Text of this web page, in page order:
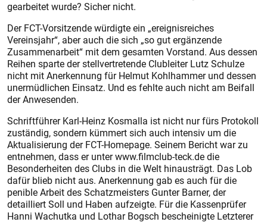
gearbeitet wurde? Sicher nicht.
Der FCT-Vorsitzende würdigte ein „ereignisreiches
Vereinsjahr“, aber auch die sich „so gut ergänzende
Zusammenarbeit“ mit dem gesamten Vorstand. Aus dessen
Reihen sparte der stellvertretende Clubleiter Lutz Schulze
nicht mit Anerkennung für Helmut Kohlhammer und dessen
unermüdlichen Einsatz. Und es fehlte auch nicht am Beifall
der Anwesenden.
Schriftführer Karl-Heinz Kosmalla ist nicht nur fürs Protokoll
zuständig, sondern kümmert sich auch intensiv um die
Aktualisierung der FCT-­Homepage. Seinem Bericht war zu
entnehmen, dass er unter www.filmclub-teck.de die
Besonderheiten des Clubs in die Welt hinausträgt. Das Lob
dafür blieb nicht aus. Anerkennung gab es auch für die
penible Arbeit des Schatzmeisters Gunter Barner, der
detailliert Soll und Haben aufzeigte. Für die Kassenprüfer
Hanni Wachutka und Lothar Bogsch bescheinigte Letzterer